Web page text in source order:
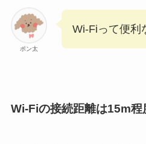
ポン太
Wi-Fiって便利
Wi-Fiの接続距離は15m程